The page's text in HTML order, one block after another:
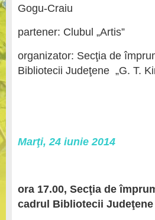
Gogu-Craiu
partener: Clubul „Artis”
organizator: Secţia de
Bibliotecii Judeţene „G. T.
Marţi, 24 iunie 2014
ora 17.00, Secţia de
cadrul Bibliotecii